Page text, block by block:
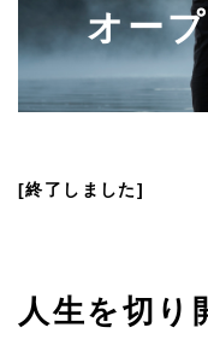
オー
[終了しました]
人生を切り